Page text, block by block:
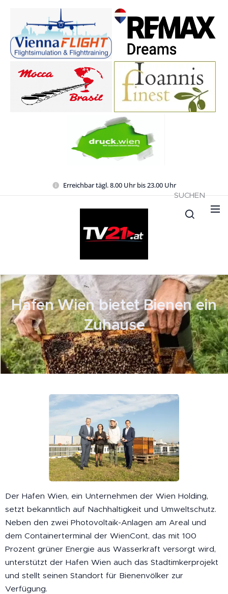
Erreichbar tägl. 8.00 Uhr bis 23.00 Uhr
SUCHEN
Hafen Wien bietet Bienen ein
Zuhause
20.10.2021
Der Hafen Wien, ein Unternehmen der Wien Holding,
setzt bekanntlich auf Nachhaltigkeit und Umweltschutz.
Neben den zwei Photovoltaik-Anlagen am Areal und
dem Containerterminal der WienCont, das mit 100
Prozent grüner Energie aus Wasserkraft versorgt wird,
unterstützt der Hafen Wien auch das Stadtimkerprojekt
und stellt seinen Standort für Bienenvölker zur
Verfügung.